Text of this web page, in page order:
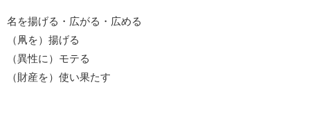
名を揚げる・広がる・広める
（凧を）揚げる
（異性に）モテる
（財産を）使い果たす